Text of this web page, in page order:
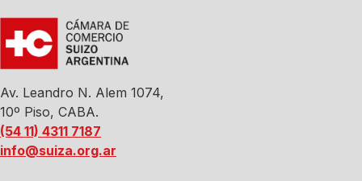
Av. Leandro N. Alem 1074,
10º Piso, CABA.
(54 11) 4311 7187
info@suiza.org.ar